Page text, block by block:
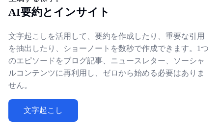
AI要約とインサイト
文字起こしを活用して、要約を作成したり、重要な引用
を抽出したり、ショーノートを数秒で作成できます。1つ
のエピソードをブログ記事、ニュースレター、ソーシャ
ルコンテンツに再利用し、ゼロから始める必要はありま
せん。
文字起こし